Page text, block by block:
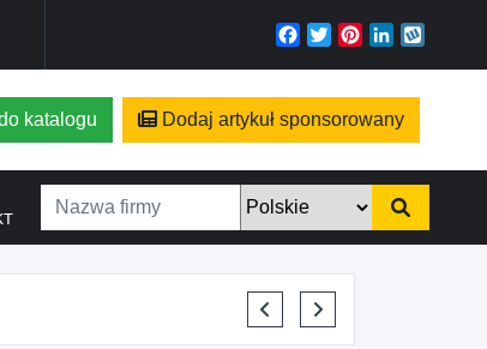
Facebook
TwitterPinterest
LinkedIn
katalogu Dodaj artykuł sponsorowany
KAJU BUS JUSTYNA JASTRZĘBSKA